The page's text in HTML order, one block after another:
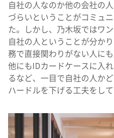
自社の人なのか他の会社の
づらいということがコミュ
た。しかし、乃木坂ではワ
自社の人ということが分か
務で直接関わりがない人に
他にもIDカードケースに入
るなど、一目で自社の人か
ハードルを下げる工夫をして